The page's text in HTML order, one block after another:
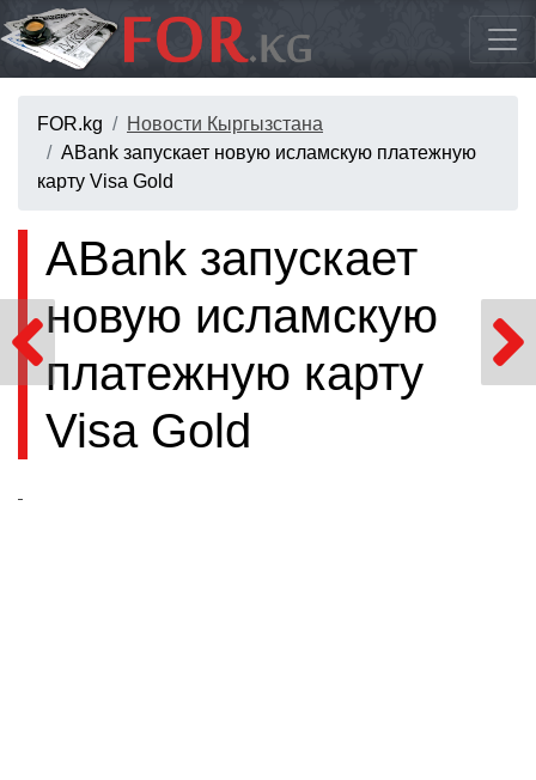
FOR.kg
Новости Кыргызстана
ABank запускает новую исламскую платежную
карту Visa Gold
ABank запускает
новую исламскую
платежную карту
Visa Gold